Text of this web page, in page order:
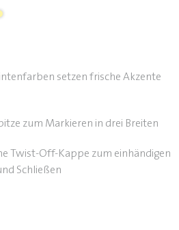
setzen frische Akzente
zum Markieren in drei Breiten
Twist-Off-Kappe zum einhändigen
Schließen